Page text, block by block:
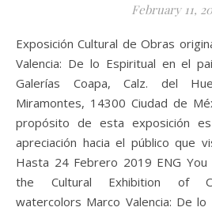
February 11,
Exposición Cultural de Obras originales & acuarelas Marco
Valencia: De lo Espiritual en el
Galerías Coapa, Calz. del
Miramontes, 14300 Ciudad de
propósito de esta exposición
apreciación hacia el público que
Hasta 24 Febrero 2019 ENG
the Cultural Exhibition of
watercolors Marco Valencia: De